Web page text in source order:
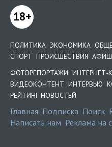
18+
ПОЛИТИКА ЭКОНОМИКА
СПОРТ ПРОИСШЕСТВИЯ
ФОТОРЕПОРТАЖИ ИНТЕРНЕТ-
ВИДЕОКОНТЕНТ ИНТЕРВЬЮ
РЕЙТИНГ НОВОСТЕЙ
Главная Подписка Поиск
Написать нам Реклама на